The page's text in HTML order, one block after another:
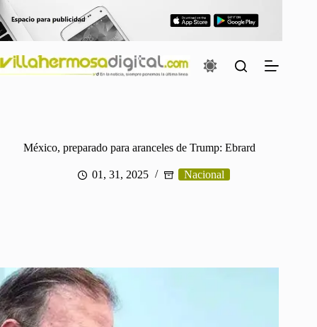
Saltar
al
contenido
México, preparado para aranceles de Trump: Ebrard
01, 31, 2025 Nacional